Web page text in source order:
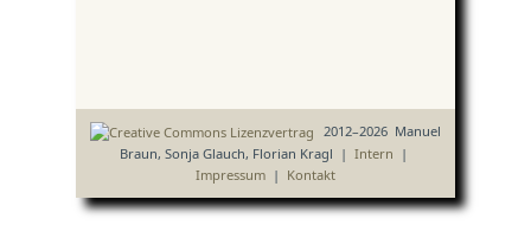
2012–2026 Manuel
Braun, Sonja Glauch, Florian Kragl | Intern |
Impressum | Kontakt